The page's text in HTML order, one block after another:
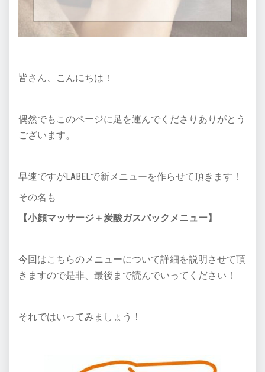
皆さん、こんにちは！
偶然でもこのページに足を運んでくださりありがとう
ございます。
早速ですがLABELで新メニューを作らせて頂きます！
その名も
【小顔マッサージ＋炭酸ガスパックメニュー】
今回はこちらのメニューについて詳細を説明させて頂
きますので是非、最後まで読んでいってください！
それではいってみましょう！